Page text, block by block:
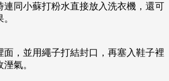
連同小蘇打粉水直接放入洗衣機，還可
面，並用繩子打結封口，再塞入鞋子裡
氣。